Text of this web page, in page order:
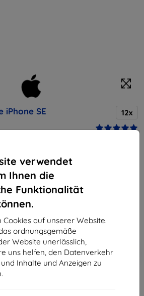
verwendet
Ihnen die
Funktionalität
auf unserer Website.
ordnungsgemäße
Website unerlässlich,
uns helfen, den Datenverkehr
Inhalte und Anzeigen zu
SE
12x
Gerät und erhalten Sie
sämtliches Zubehör dafür!
Gutschein
In den
Warenkorb